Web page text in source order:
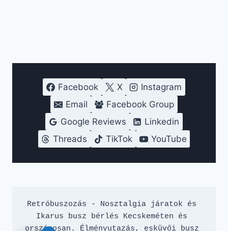
Facebook X
Instagram
Email
Facebook Group
Google Reviews
Linkedin
Threads
TikTok YouTube
Retróbuszozás - Nosztalgia járatok és
Ikarus busz bérlés Kecskeméten és
országosan. Élményutazás, esküvői busz